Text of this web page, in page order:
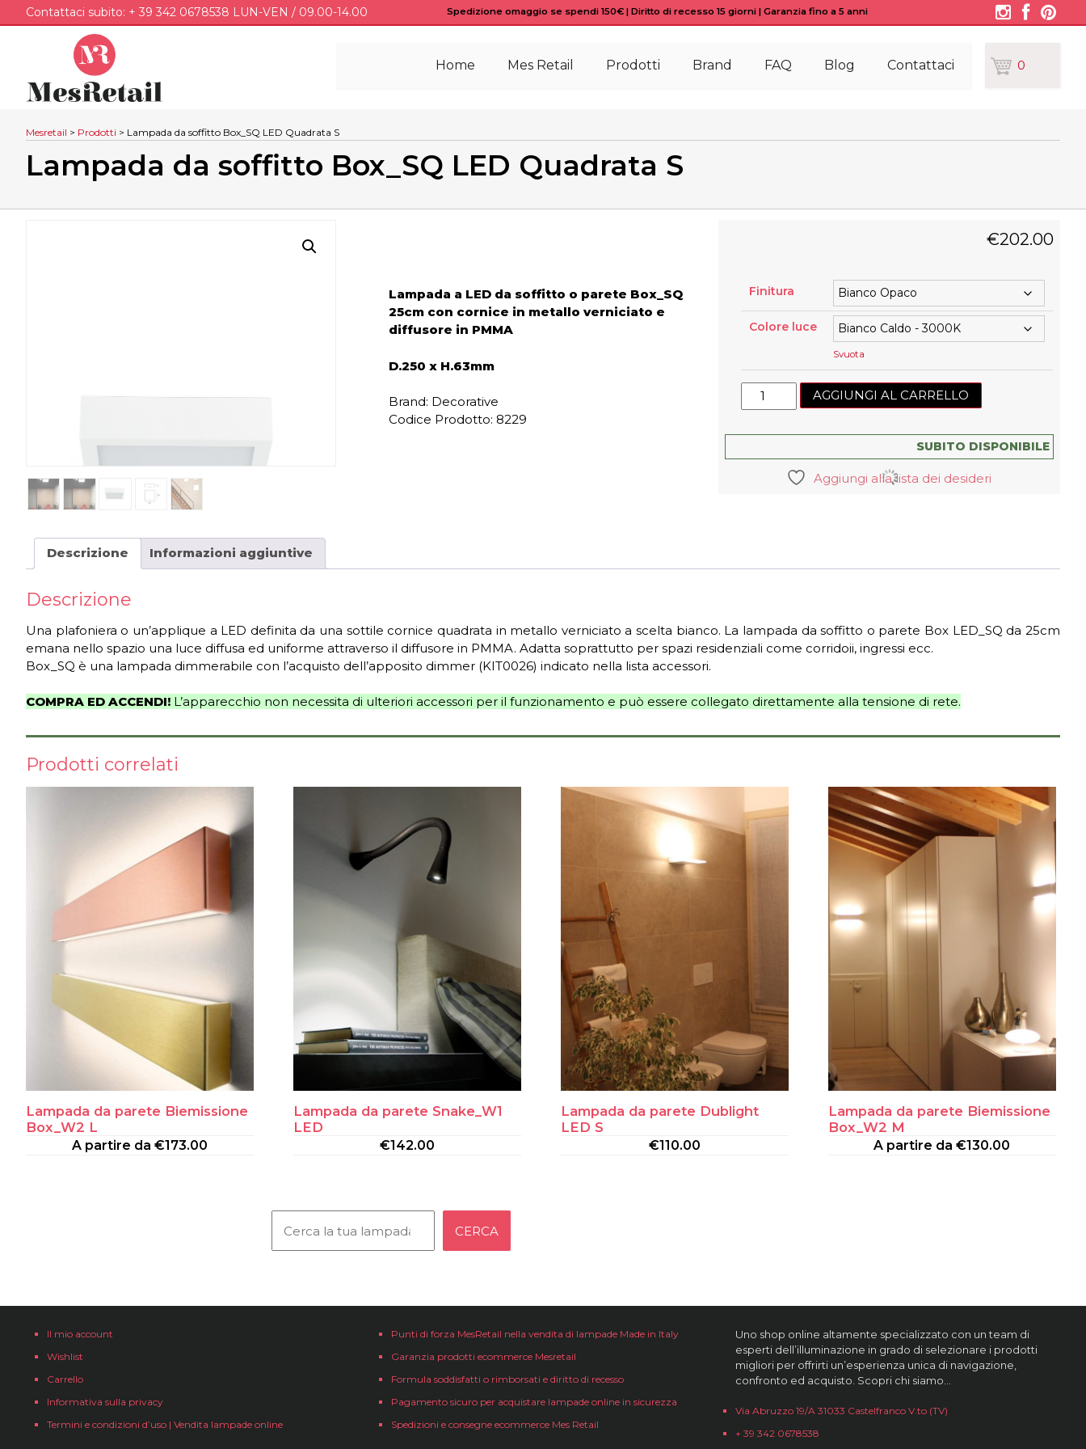
Contattaci subito: + 39 342 0678538 LUN-VEN / 09.00-14.00 Spedizione omaggio se spendi 150€ | Diritto di recesso 15 giorni | Garanzia fino a 5 anni
Home Mes Retail Prodotti Brand FAQ Blog Contattaci 0
Mesretail > Prodotti > Lampada da soffitto Box_SQ LED Quadrata S
Lampada da soffitto Box_SQ LED Quadrata S
€202.00
Finitura
Colore luce
Svuota
Lampada
da
LED
Quadrata
AGGIUNGI AL CARRELLO
SUBITO DISPONIBILE
Aggiungi alla lista dei desideri
Lampada a LED da soffitto o parete Box_SQ
25cm con cornice in metallo verniciato e
diffusore in PMMA
D.250 x H.63mm
Brand: Decorative
Codice Prodotto: 8229
Descrizione Informazioni aggiuntive
Descrizione
Una plafoniera o un’applique a LED definita da una sottile cornice quadrata in metallo verniciato a scelta bianco. La lampada da soffitto o parete Box LED_SQ da 25cm
emana nello spazio una luce diffusa ed uniforme attraverso il diffusore in PMMA. Adatta soprattutto per spazi residenziali come corridoii, ingressi ecc.
Box_SQ è una lampada dimmerabile con l’acquisto dell’apposito dimmer (KIT0026) indicato nella lista accessori.
COMPRA ED ACCENDI! L’apparecchio non necessita di ulteriori accessori per il funzionamento e può essere collegato direttamente alla tensione di rete.
Prodotti correlati
Lampada da parete Biemissione
Box_W2 L
A partire da€173.00
Lampada da parete Snake_W1
LED
€142.00
Lampada da parete Dublight
LED S
€110.00
Lampada da parete Biemissione
Box_W2 M
A partire da€130.00
CERCA
Il mio account
Wishlist
Carrello
Informativa sulla privacy
Termini e condizioni d’uso | Vendita lampade online
Punti di forza MesRetail nella vendita di lampade Made in Italy
Garanzia prodotti ecommerce Mesretail
Formula soddisfatti o rimborsati e diritto di recesso
Pagamento sicuro per acquistare lampade online in sicurezza
Spedizioni e consegne ecommerce Mes Retail
Uno shop online altamente specializzato con un team di
esperti dell’illuminazione in grado di selezionare i prodotti
migliori per offrirti un’esperienza unica di navigazione,
confronto ed acquisto. Scopri chi siamo…
Via Abruzzo 19/A 31033 Castelfranco V.to (TV)
+ 39 342 0678538